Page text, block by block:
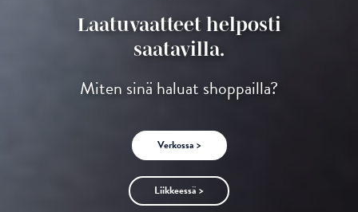
Laatuvaatteet helposti
saatavilla.
Miten sinä haluat shoppailla?
Verkossa >
Liikkeessä >